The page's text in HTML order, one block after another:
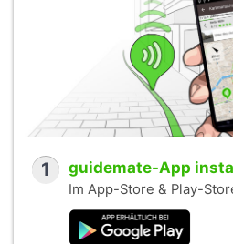
1 guidemate-App
Im App-Store & Play-